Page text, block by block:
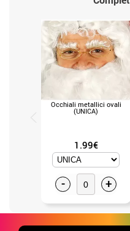
Occhiali metallici ovali
(UNICA)
1.99€
- +